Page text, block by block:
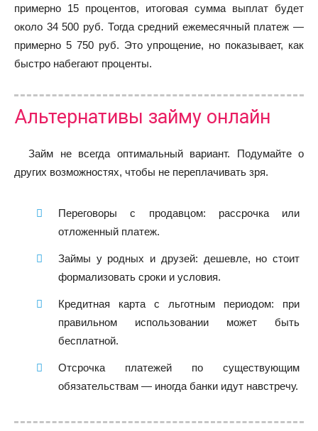
примерно 15 процентов, итоговая сумма выплат будет
около 34 500 руб. Тогда средний ежемесячный платеж —
примерно 5 750 руб. Это упрощение, но показывает, как
быстро набегают проценты.
Альтернативы займу онлайн
Займ не всегда оптимальный вариант. Подумайте о
других возможностях, чтобы не переплачивать зря.
Переговоры с продавцом: рассрочка или
отложенный платеж.
Займы у родных и друзей: дешевле, но стоит
формализовать сроки и условия.
Кредитная карта с льготным периодом: при
правильном использовании может быть
бесплатной.
Отсрочка платежей по существующим
обязательствам — иногда банки идут навстречу.